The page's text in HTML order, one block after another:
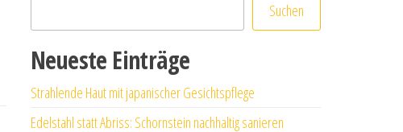
Suchen
Neueste Einträge
Strahlende Haut mit japanischer Gesichtspflege
Edelstahl statt Abriss: Schornstein nachhaltig sanieren